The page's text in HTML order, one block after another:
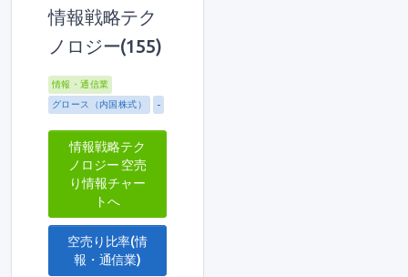
情報戦略テク
ノロジー(155)
情報・通信業
グロース（内国株式）
-
情報戦略テク
ノロジー 空売
り情報チャー
トへ
空売り比率(情
報・通信業)